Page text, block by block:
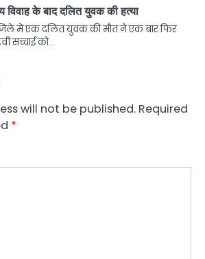
विवाह के बाद दलित युवक की हत्या
में एक दलित युवक की मौत ने एक बार फिर
सच्चाई को…
will not be published. Required
*